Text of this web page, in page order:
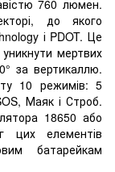
760 люмен.
до якого
і PDOT. Це
мертвих
за вертикаллю.
10 режимів: 5
Маяк і Строб.
18650 або
цих елементів
батарейкам